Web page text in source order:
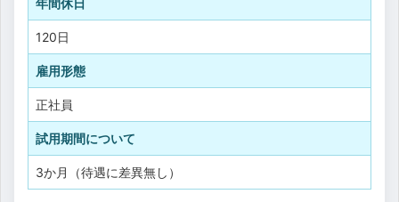
120日
雇用形態
正社員
試用期間について
3か月（待遇に差異無し）